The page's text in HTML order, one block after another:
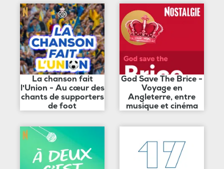
La chanson fait
l'Union - Au cœur des
chants de supporters
de foot
God Save The Brice -
Voyage en
Angleterre, entre
musique et cinéma